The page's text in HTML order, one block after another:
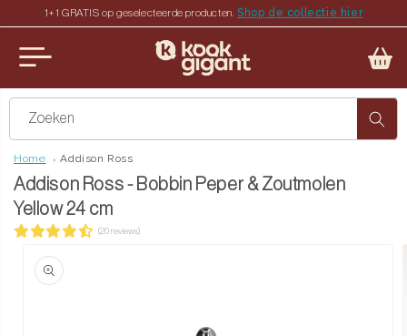
naar de content
1+1 GRATIS op geselecteerde producten.Shop de collectie hier
sluiten
Zoeken
Home Addison Ross
Addison Ross - Bobbin Peper & Zoutmolen
Yellow 24 cm
(20 reviews)
naar productinformatie